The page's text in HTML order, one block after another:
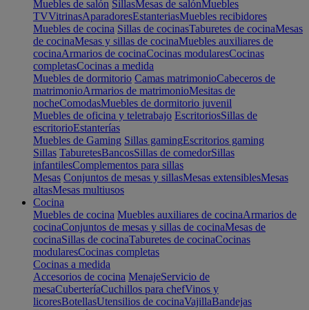
Muebles de salón SillasMesas de salónMuebles
TVVitrinasAparadoresEstanteriasMuebles recibidores
Muebles de cocina Sillas de cocinasTaburetes de cocinaMesas
de cocinaMesas y sillas de cocinaMuebles auxiliares de
cocinaArmarios de cocinaCocinas modularesCocinas
completasCocinas a medida
Muebles de dormitorio Camas matrimonioCabeceros de
matrimonioArmarios de matrimonioMesitas de
nocheComodasMuebles de dormitorio juvenil
Muebles de oficina y teletrabajo EscritoriosSillas de
escritorioEstanterías
Muebles de Gaming Sillas gamingEscritorios gaming
Sillas TaburetesBancosSillas de comedorSillas
infantilesComplementos para sillas
Mesas Conjuntos de mesas y sillasMesas extensiblesMesas
altasMesas multiusos
Cocina
Muebles de cocina Muebles auxiliares de cocinaArmarios de
cocinaConjuntos de mesas y sillas de cocinaMesas de
cocinaSillas de cocinaTaburetes de cocinaCocinas
modularesCocinas completas
Cocinas a medida
Accesorios de cocina MenajeServicio de
mesaCuberteríaCuchillos para chefVinos y
licoresBotellasUtensilios de cocinaVajillaBandejas